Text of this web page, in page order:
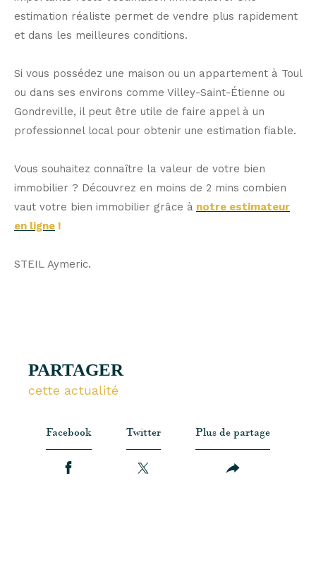
estimation réaliste permet de vendre plus rapidement
et dans les meilleures conditions.
Si vous possédez une maison ou un appartement à Toul
ou dans ses environs comme Villey-Saint-Étienne ou
Gondreville, il peut être utile de faire appel à un
professionnel local pour obtenir une estimation fiable.
Vous souhaitez connaître la valeur de votre bien
immobilier ? Découvrez en moins de 2 mins combien
vaut votre bien immobilier grâce à notre estimateur
en ligne !
STEIL Aymeric.
PARTAGER
cette actualité
Facebook Twitter Plus de partage